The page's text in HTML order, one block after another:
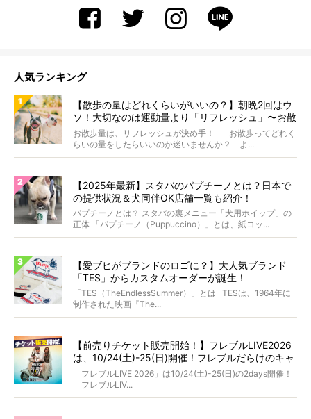
人気ランキング
【散歩の量はどれくらいがいいの？】朝晩2回はウ
ソ！大切なのは運動量より「リフレッシュ」〜お散
歩にまつわる疑問FAQつき〜
お散歩量は、リフレッシュが決め手！ お散歩ってどれく
らいの量をしたらいいのか迷いませんか？ よ...
【2025年最新】スタバのパプチーノとは？日本で
の提供状況＆犬同伴OK店舗一覧も紹介！
パプチーノとは？ スタバの裏メニュー「犬用ホイップ」の
正体 「パプチーノ（Puppuccino）」とは、紙コッ...
【愛ブヒがブランドのロゴに？】大人気ブランド
「TES」からカスタムオーダーが誕生！
「TES（TheEndlessSummer）」とは TESは、1964年に
制作された映画『The...
【前売りチケット販売開始！】フレブルLIVE2026
は、10/24(土)-25(日)開催！フレブルだらけのキャ
ンプ・前夜祭・バスプランも新登場!?
「フレブルLIVE 2026」は10/24(土)-25(日)の2days開催！
「フレブルLIV...